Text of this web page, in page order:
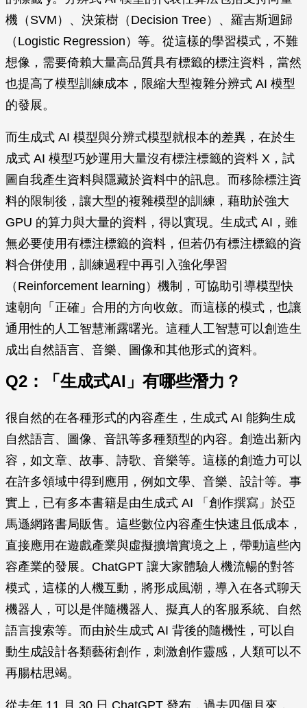
機（SVM）、決策樹（Decision Tree）、羅吉斯迴歸
（Logistic Regression）等。從這樣的學習模式，不難
想像，需要倚賴大量高品質具有標籤的標注資料，當然
也提高了模型訓練成本，限縮大型複雜分辨式 AI 模型
的發展。
而生成式 AI 模型與分辨式模型就根本的差異，在於生
成式 AI 模型巧妙運用大量沒有標注標籤的資料 X，試
圖自我產生資料與隱藏於資料中的訊息。而移除標注資
料的限制後，讓大型的複雜模型的訓練，藉助於強大
GPU 的算力與大量的資料，得以實現。生成式 AI，雖
無必要使用有標注標籤的資料，但若仍有標注標籤的資
料合併使用，訓練過程中再引入強化學習
（Reinforcement learning）機制，可協助引導模型快
速朝向「正確」合用的方向收斂。而這樣的模式，也讓
通用性的人工智慧漸露曙光。這種人工智慧可以創造生
成出自然語言、音樂、圖像和其他形式的資料。
Q2：「生成式AI」有哪些潛力？
很自然的在各種形式的內容產生，生成式 AI 能夠生成
自然語言、圖像、音訊等多種類型的內容。創造出新內
容，如文章、故事、詩歌、音樂等。這樣的創造力可以
在許多領域中得到應用，例如文學、音樂、設計等。事
實上，已有多本書籍是由生成式 AI 「創作撰寫」於亞
馬遜網路書局販售。這些數位內容產生快速且低成本，
直接應用在遊戲產業與虛擬擴增實境之上，帶動這些內
容產業的發展。ChatGPT 讓大家體驗人機流暢的對答
模式，這樣的人機互動，將形成風潮，導入在各式聊天
機器人，可以是伴隨機器人、擬真人的客服系統、自然
語言搜索等。而由於生成式 AI 背後的隨機性，可以自
動生成設計各類藝術創作，刺激創作靈感，人類可以不
再腸枯思竭。